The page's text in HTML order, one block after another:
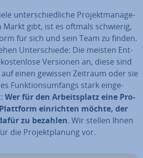
un­ter­schied­li­che Pro­jekt­ma­nage­
Markt gibt, ist es oftmals schwierig,
für sich und sein Team zu finden.
Un­ter­schie­de: Die meisten Ent­
Versionen an, diese sind
einen gewissen Zeitraum oder sie
Funk­ti­ons­um­fangs stark ein­ge­
Wer für den Ar­beits­platz eine Pro­
ein­rich­ten möchte, der
zu bezahlen. Wir stellen Ihnen
die Pro­jekt­pla­nung vor.